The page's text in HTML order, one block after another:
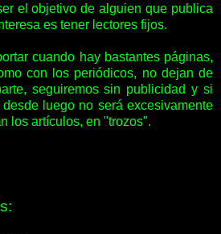
el objetivo de alguien que publica
es tener lectores fijos.
cuando hay bastantes páginas,
con los periódicos, no dejan de
seguiremos sin publicidad y si
luego no será excesivamente
los artículos, en "trozos".